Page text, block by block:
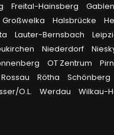
Freital-Hainsberg
Großwelka Halsbrücke
Lauter-Bernsbach
Niederdorf
OT Zentrum
Rossau Rötha Schönberg
O.L. Werdau Wilkau-